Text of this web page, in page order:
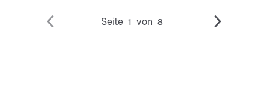
Seite 1 von 8